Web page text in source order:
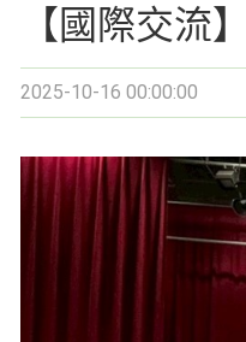
【國際交流
2025-10-16 00:00:00